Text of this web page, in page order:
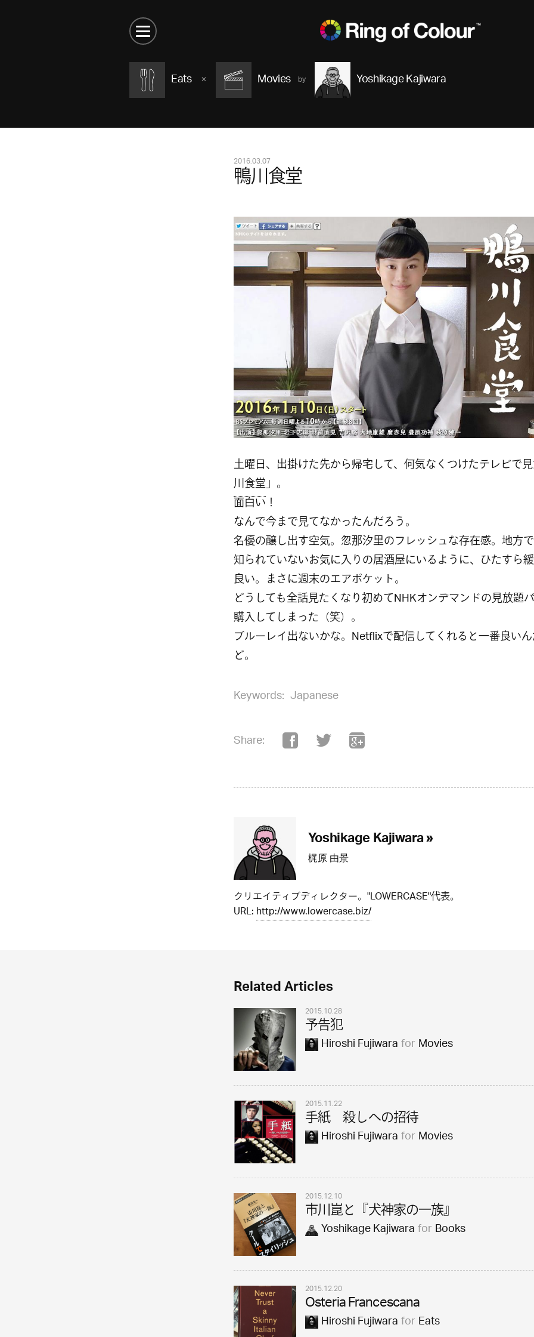
Eats Movies Yoshikage Kajiwara
2016.03.07
鴨川食堂
土曜日、出掛けた先から帰宅して、何気なくつけたテレビで
川食堂」。
面白い！
なんで今まで見てなかったんだろう。
名優の醸し出す空気。忽那汐里のフレッシュな存在感。地方
知られていないお気に入りの居酒屋にいるように、ひたすら
良い。まさに週末のエアポケット。
どうしても全話見たくなり初めてNHKオンデマンドの見放題
購入してしまった（笑）。
ブルーレイ出ないかな。Netflixで配信してくれると一番良い
ど。
Keywords: Japanese
Share:
Yoshikage Kajiwara »
梶原 由景
クリエイティブディレクター。"LOWERCASE"代表。
URL:http://www.lowercase.biz/
Related Articles
2015.10.28
予告犯
Hiroshi FujiwaraforMovies
2015.11.22
手紙 殺しへの招待
Hiroshi FujiwaraforMovies
2015.12.10
市川崑と『犬神家の一族』
Yoshikage KajiwaraforBooks
2015.12.20
Osteria Francescana
Hiroshi FujiwaraforEats